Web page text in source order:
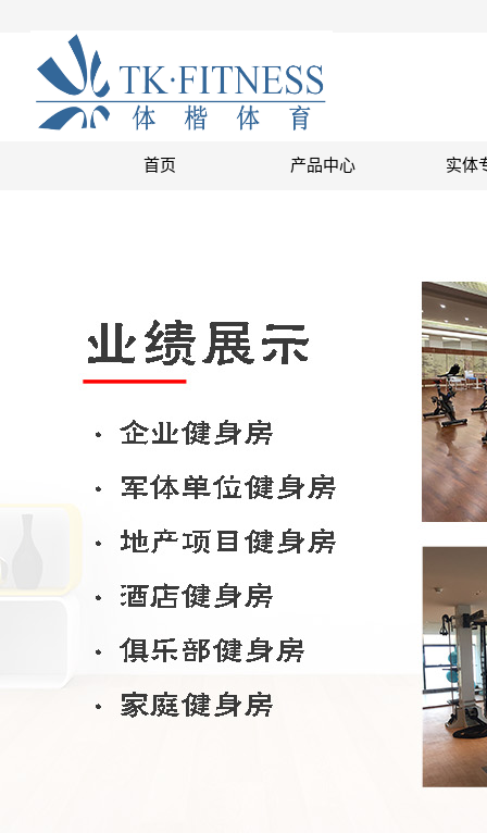
首页 产品中心 实体